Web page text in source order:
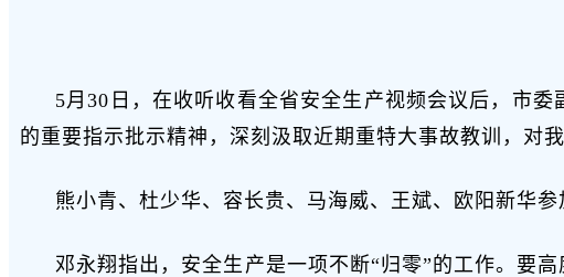
5月30日，在收听收看全省安全生产视频会议后，市
的重要指示批示精神，深刻汲取近期重特大事故教训，对
熊小青、杜少华、容长贵、马海威、王斌、欧阳新华参
邓永翔指出，安全生产是一项不断“归零”的工作。要